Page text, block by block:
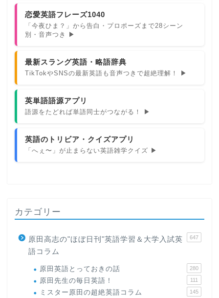
恋愛英語フレーズ1040
「今夜ひま？」から告白・プロポーズまで28シーン
別・音声つき ▶
最新スラング英語・略語辞典
TikTokやSNSの最新英語も音声つきで超絶理解！ ▶
英単語語源アプリ
語源をたどれば単語同士がつながる！ ▶
英語のトリビア・クイズアプリ
「へぇ〜」が止まらない英語雑学クイズ ▶
カテゴリー
原田高志の"ほぼ日刊"英語学習＆大学入試英
語コラム
647
原田英語とっておきの話 280
原田先生の毎日英語！ 111
ミスター原田の超絶英語コラム 145